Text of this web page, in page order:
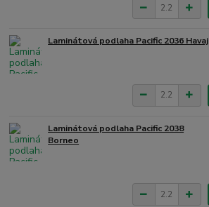
Laminátová podlaha Pacific 2036 Havaj
Laminátová podlaha Pacific 2038
Borneo